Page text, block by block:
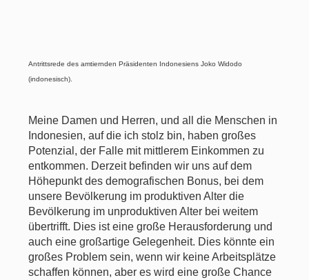
Antrittsrede des amtiernden Präsidenten Indonesiens Joko Widodo
(indonesisch).
Meine Damen und Herren, und all die Menschen in
Indonesien, auf die ich stolz bin, haben großes
Potenzial, der Falle mit mittlerem Einkommen zu
entkommen. Derzeit befinden wir uns auf dem
Höhepunkt des demografischen Bonus, bei dem
unsere Bevölkerung im produktiven Alter die
Bevölkerung im unproduktiven Alter bei weitem
übertrifft. Dies ist eine große Herausforderung und
auch eine großartige Gelegenheit. Dies könnte ein
großes Problem sein, wenn wir keine Arbeitsplätze
schaffen können, aber es wird eine große Chance